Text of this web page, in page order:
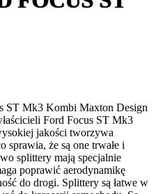
ST Mk3 Kombi Maxton Design
Ford Focus ST Mk3
jakości tworzywa
sprawia, że są one trwałe i
splittery mają specjalnie
poprawić aerodynamikę
do drogi. Splittery są łatwe w